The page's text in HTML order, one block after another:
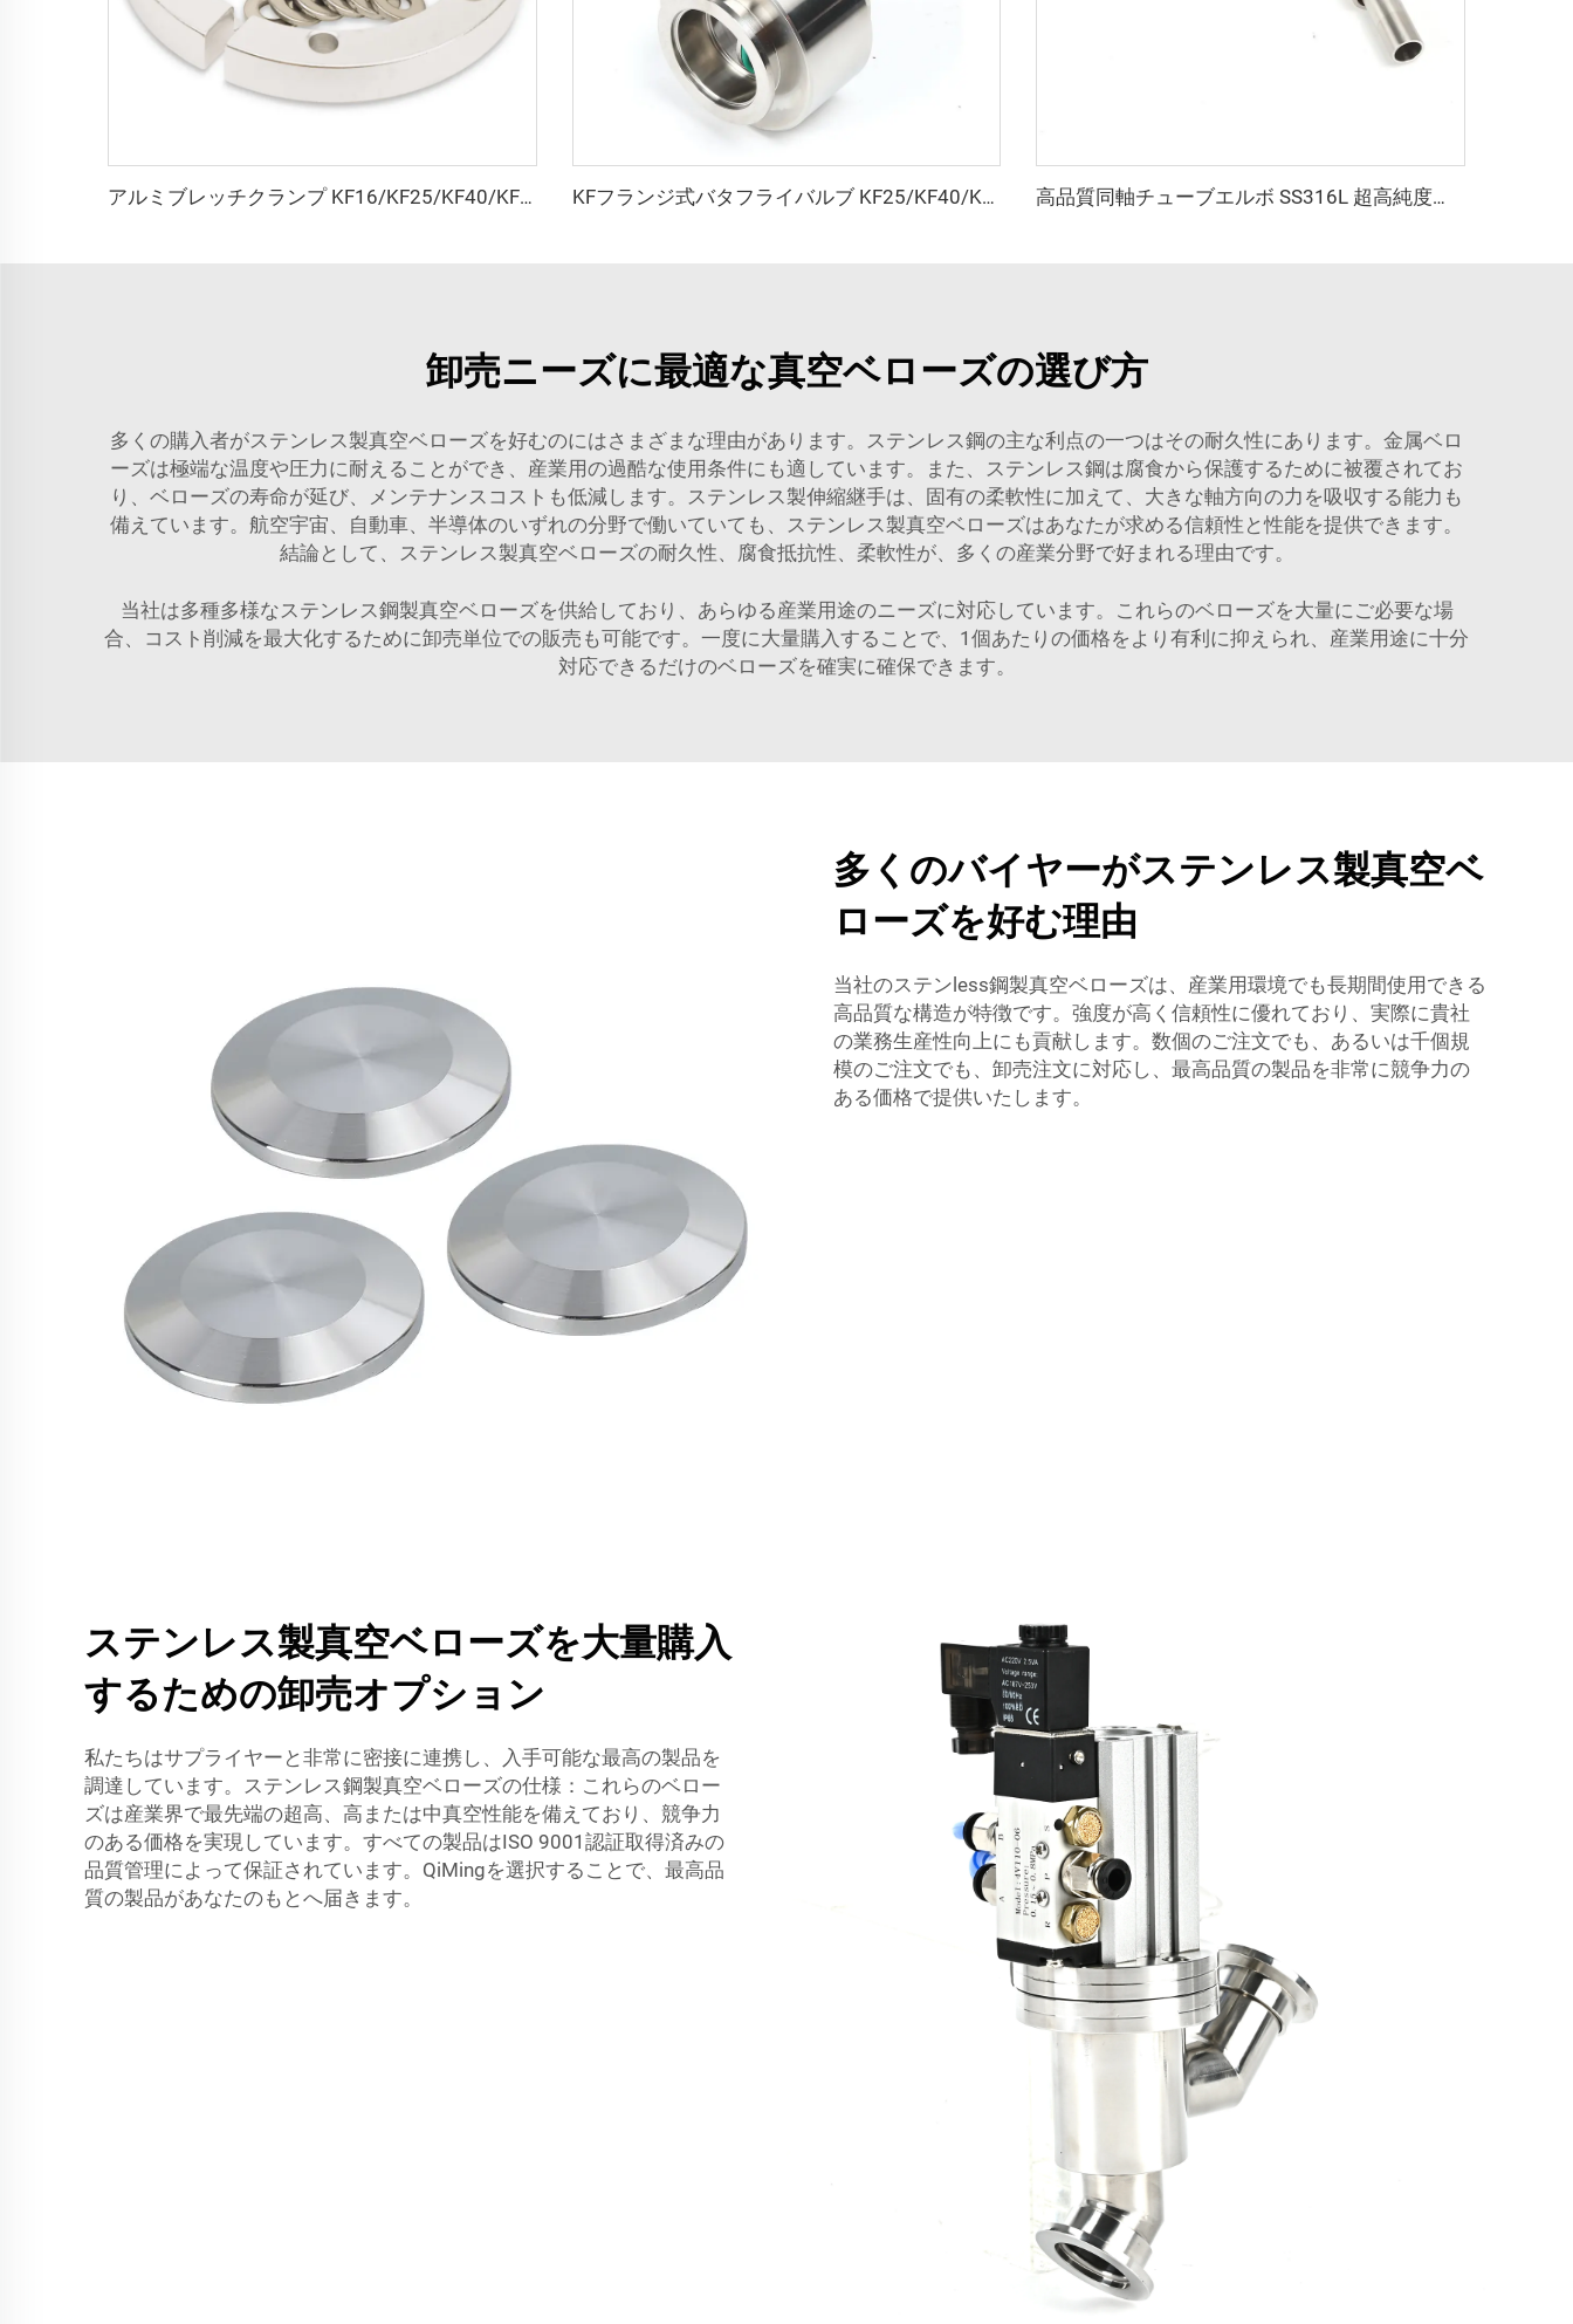
アルミブレッチクランプ KF16/KF25/KF40/KF50 真空フランジ 高品質真空クランプ継手 NW16/25/40/50 単純な高真空チャンバーポット用 KFフランジ式バタフライバルブ KF25/KF40/KF50 高品質 SS304/SS316L 真空スイベルバルブ プレート FKMシール付き ステンレス鋼製 流量調整式 NW25/NW40/NW50 高品質同軸チューブエルボ SS316L 超高純度同軸継手エルボ ステンレス鋼 BA/EP 超高純度(UHP)チューブ
卸売ニーズに最適な真空ベローズの選び方
多くの購入者がステンレス製真空ベローズを好むのにはさまざまな理由があります。ステンレス鋼の主な利点の一つはその耐久性にあります。金属ベロ
ーズは極端な温度や圧力に耐えることができ、産業用の過酷な使用条件にも適しています。また、ステンレス鋼は腐食から保護するために被覆されてお
り、ベローズの寿命が延び、メンテナンスコストも低減します。ステンレス製伸縮継手は、固有の柔軟性に加えて、大きな軸方向の力を吸収する能力も
備えています。航空宇宙、自動車、半導体のいずれの分野で働いていても、ステンレス製真空ベローズはあなたが求める信頼性と性能を提供できます。
結論として、ステンレス製真空ベローズの耐久性、腐食抵抗性、柔軟性が、多くの産業分野で好まれる理由です。
当社は多種多様なステンレス鋼製真空ベローズを供給しており、あらゆる産業用途のニーズに対応しています。これらのベローズを大量にご必要な場
合、コスト削減を最大化するために卸売単位での販売も可能です。一度に大量購入することで、1個あたりの価格をより有利に抑えられ、産業用途に十分
対応できるだけのベローズを確実に確保できます。
多くのバイヤーがステンレス製真空ベ
ローズを好む理由
当社のステンless鋼製真空ベローズは、産業用環境でも長期間使用できる
高品質な構造が特徴です。強度が高く信頼性に優れており、実際に貴社
の業務生産性向上にも貢献します。数個のご注文でも、あるいは千個規
模のご注文でも、卸売注文に対応し、最高品質の製品を非常に競争力の
ある価格で提供いたします。
ステンレス製真空ベローズを大量購入
するための卸売オプション
私たちはサプライヤーと非常に密接に連携し、入手可能な最高の製品を
調達しています。ステンレス鋼製真空ベローズの仕様：これらのベロー
ズは産業界で最先端の超高、高または中真空性能を備えており、競争力
のある価格を実現しています。すべての製品はISO 9001認証取得済みの
品質管理によって保証されています。QiMingを選択することで、最高品
質の製品があなたのもとへ届きます。